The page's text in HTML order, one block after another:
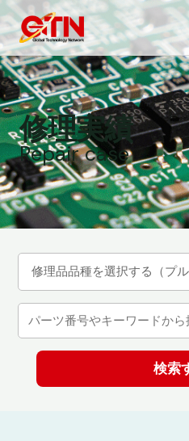
内
容
を
ス
キ
ッ
プ 修理実績
Repair case